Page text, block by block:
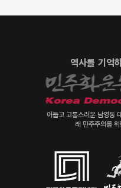
역사를 기억
어둡고 고통스러운 남영동
래 민주주의를